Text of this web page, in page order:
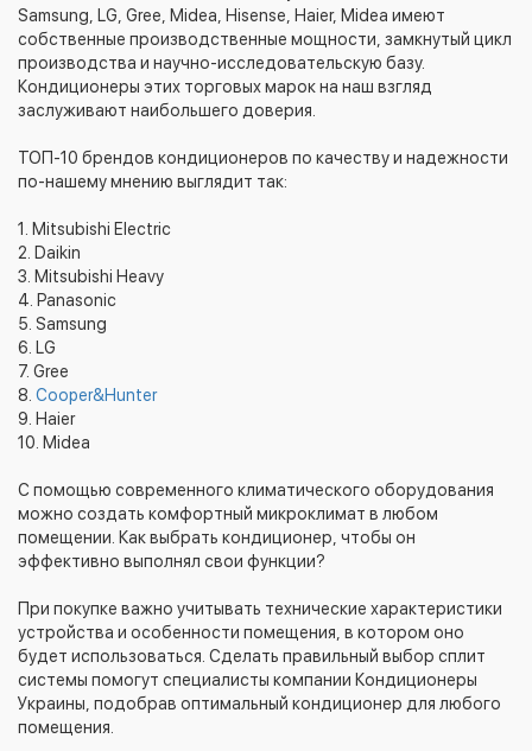
Samsung, LG, Gree, Midea, Hisense, Haier, Midea имеют
собственные производственные мощности, замкнутый цикл
производства и научно-исследовательскую базу.
Кондиционеры этих торговых марок на наш взгляд
заслуживают наибольшего доверия.
ТОП-10 брендов кондиционеров по качеству и надежности
по-нашему мнению выглядит так:
1. Mitsubishi Electric
2. Daikin
3. Mitsubishi Heavy
4. Panasonic
5. Samsung
6. LG
7. Gree
8. Cooper&Hunter
9. Haier
10. Midea
С помощью современного климатического оборудования
можно создать комфортный микроклимат в любом
помещении. Как выбрать кондиционер, чтобы он
эффективно выполнял свои функции?
При покупке важно учитывать технические характеристики
устройства и особенности помещения, в котором оно
будет использоваться. Сделать правильный выбор сплит
системы помогут специалисты компании Кондиционеры
Украины, подобрав оптимальный кондиционер для любого
помещения.